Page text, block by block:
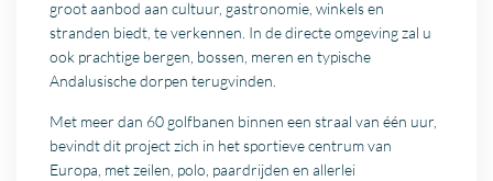
groot aanbod aan cultuur, gastronomie, winkels en
stranden biedt, te verkennen. In de directe omgeving zal u
ook prachtige bergen, bossen, meren en typische
Andalusische dorpen terugvinden.
Met meer dan 60 golfbanen binnen een straal van één uur,
bevindt dit project zich in het sportieve centrum van
Europa, met zeilen, polo, paardrijden en allerlei